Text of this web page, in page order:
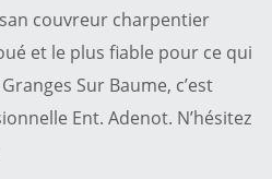
couvreur charpentier
et le plus fiable pour ce qui
Sur Baume, c’est
Ent. Adenot. N’hésitez